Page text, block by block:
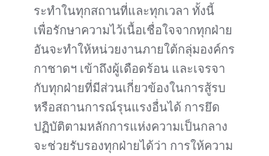
ระทำในทุกสถานที่และทุกเวลา ทั้งนี้
เพื่อรักษาความไว้เนื้อเชื่อใจจากทุกฝ่าย
อันจะทำให้หน่วยงานภายใต้กลุ่มองค์กร
กาชาดฯ เข้าถึงผู้เดือดร้อน และเจรจา
กับทุกฝ่ายที่มีส่วนเกี่ยวข้องในการสู้รบ
หรือสถานการณ์รุนแรงอื่นได้ การยึด
ปฏิบัติตามหลักการแห่งความเป็นกลาง
จะช่วยรับรองทุกฝ่ายได้ว่า การให้ความ